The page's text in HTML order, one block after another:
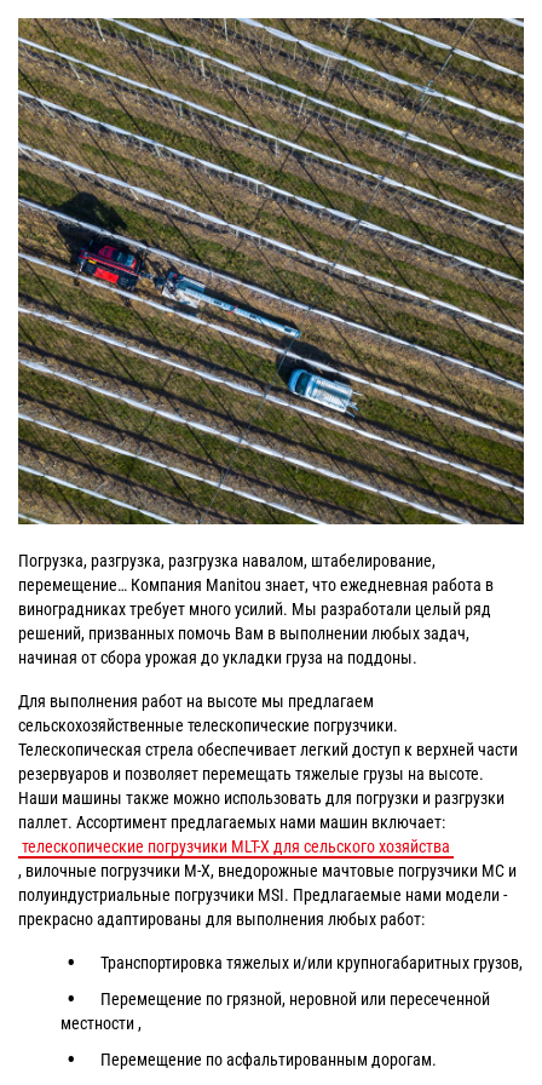
Погрузка, разгрузка, разгрузка навалом, штабелирование,
перемещение… Компания Manitou знает, что ежедневная работа в
виноградниках требует много усилий. Мы разработали целый ряд
решений, призванных помочь Вам в выполнении любых задач,
начиная от сбора урожая до укладки груза на поддоны.
Для выполнения работ на высоте мы предлагаем
сельскохозяйственные телескопические погрузчики.
Телескопическая стрела обеспечивает легкий доступ к верхней части
резервуаров и позволяет перемещать тяжелые грузы на высоте.
Наши машины также можно использовать для погрузки и разгрузки
паллет. Ассортимент предлагаемых нами машин включает:
телескопические погрузчики MLT-X для сельского хозяйства
, вилочные погрузчики M-X, внедорожные мачтовые погрузчики MC и
полуиндустриальные погрузчики MSI. Предлагаемые нами модели -
прекрасно адаптированы для выполнения любых работ:
Транспортировка тяжелых и/или крупногабаритных грузов,
Перемещение по грязной, неровной или пересеченной
местности ,
Перемещение по асфальтированным дорогам.